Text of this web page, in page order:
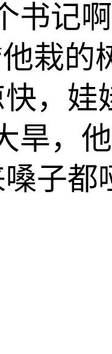
书记
栽的
，娃
旱，
子都